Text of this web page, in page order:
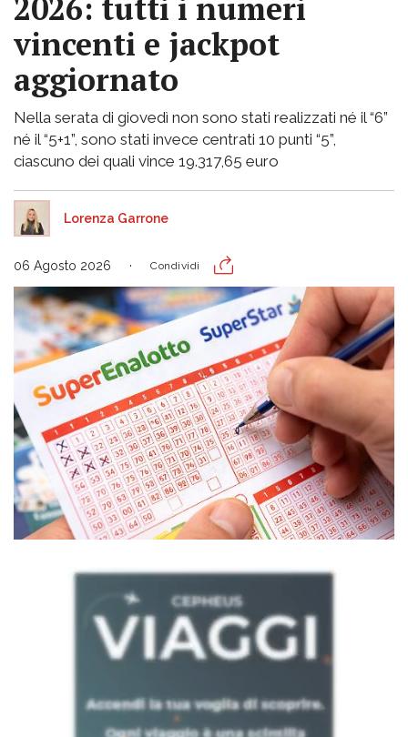
2026: tutti i numeri
vincenti e jackpot
aggiornato
Nella serata di giovedì non sono stati realizzati né il “6”
né il “5+1”, sono stati invece centrati 10 punti “5”,
ciascuno dei quali vince 19.317,65 euro
Lorenza Garrone
06 Agosto 2026 Condividi